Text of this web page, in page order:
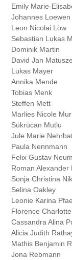
Emily Marie-
Johannes Loewen
Leon Nicolai Löw
Sebastian Lukas
Dominik Martin
David Jan
Lukas Mayer
Annika Mende
Tobias Menk
Steffen Mett
Marlies Nicole
Sükrücan Mutlu
Jule Marie
Paula Nennmann
Felix Gustav
Roman Alexander
Sonja Christina
Selina Oakley
Leonie Karina
Florence
Cassandra Alina
Alicia Judith
Mathis Benjamin
Jona Rebmann